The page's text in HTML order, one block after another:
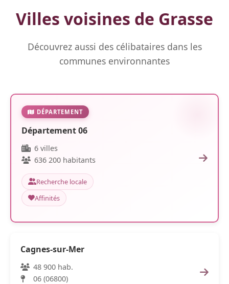
Villes voisines de Grasse
Découvrez aussi des célibataires dans les
communes environnantes
DÉPARTEMENT
Département 06
6 villes
636 200 habitants
Recherche locale
Affinités
Cagnes-sur-Mer
48 900 hab.
06 (06800)